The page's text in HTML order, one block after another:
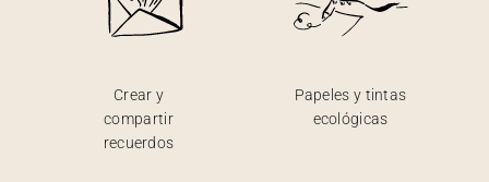
Crear y
compartir
recuerdos
Papeles y tintas
ecológicas